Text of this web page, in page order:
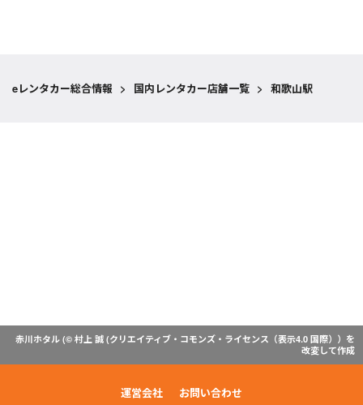
eレンタカー総合情報 > 国内レンタカー店舗一覧 > 和歌山駅
赤川ホタル (© 村上 誠 (クリエイティブ・コモンズ・ライセンス（表示4.0 国際） ）を
改変して作成
運営会社 お問い合わせ